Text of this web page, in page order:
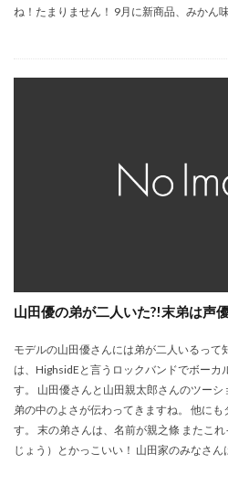
ね！たまりません！ 9月に新商品、みかん
山田優の弟が二人いた?!末弟は声
モデルの山田優さんには弟が二人いるって
は、HighsidEと言うロックバンドでボーカ
す。 山田優さんと山田親太郎さんのツー
弟の中のよさが伝わってきますね。 他に
す。 末の弟さんは、名前が親之條 またこ
じょう）とかっこいい！ 山田家のみなさん